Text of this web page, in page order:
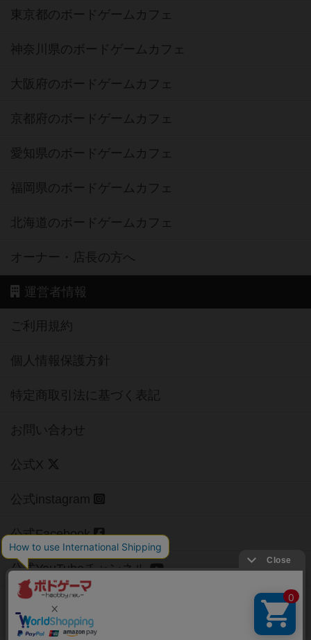
東京都のボードゲームカフェ
神奈川県のボードゲームカフェ
大阪府のボードゲームカフェ
京都府のボードゲームカフェ
愛知県のボードゲームカフェ
福岡県のボードゲームカフェ
北海道のボードゲームカフェ
オーナー・店長の方へ
運営者情報
ご利用規約
個人情報保護方針
特定商取引法に基づく表記
お問い合わせ
公式X
公式instagram
公式Facebook
公式YouTubeチャンネル